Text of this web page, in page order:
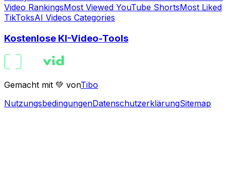
Video RankingsMost Viewed YouTube ShortsMost Liked
TikToksAI Videos Categories
Kostenlose KI-Video-Tools
Gemacht mit 💚 vonTibo
NutzungsbedingungenDatenschutzerklärungSitemap